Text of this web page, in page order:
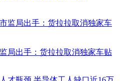
局出手：货拉拉取消独家车贴